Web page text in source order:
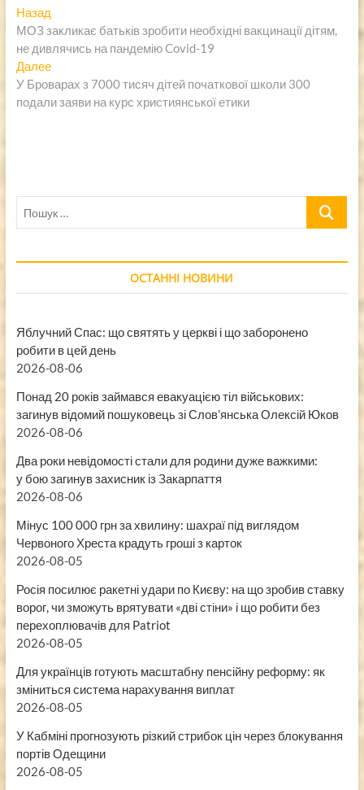
Навигация
по
записям
НазадПредыдущая
запись:
МОЗ закликає батьків зробити необхідні вакцинації дітям,
не дивлячись на пандемію Covid-19
ДалееСледующая
запись:
У Броварах з 7000 тисяч дітей початкової школи 300
подали заяви на курс християнської етики
Пошук
ОСТАННІ НОВИНИ
Яблучний Спас: що святять у церкві і що заборонено
робити в цей день
2026-08-06
Понад 20 років займався евакуацією тіл військових:
загинув відомий пошуковець зі Слов’янська Олексій Юков
2026-08-06
Два роки невідомості стали для родини дуже важкими:
у бою загинув захисник із Закарпаття
2026-08-06
Мінус 100 000 грн за хвилину: шахраї під виглядом
Червоного Хреста крадуть гроші з карток
2026-08-05
Росія посилює ракетні удари по Києву: на що зробив ставку
ворог, чи зможуть врятувати «дві стіни» і що робити без
перехоплювачів для Patriot
2026-08-05
Для українців готують масштабну пенсійну реформу: як
зміниться система нарахування виплат
2026-08-05
У Кабміні прогнозують різкий стрибок цін через блокування
портів Одещини
2026-08-05